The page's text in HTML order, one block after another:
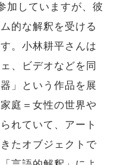
加していますが、彼
的な解釈を受ける
。小林耕平さんは
、ビデオなどを同
」という作品を展
庭＝女性の世界や
れていて、アート
たオブジェクトで